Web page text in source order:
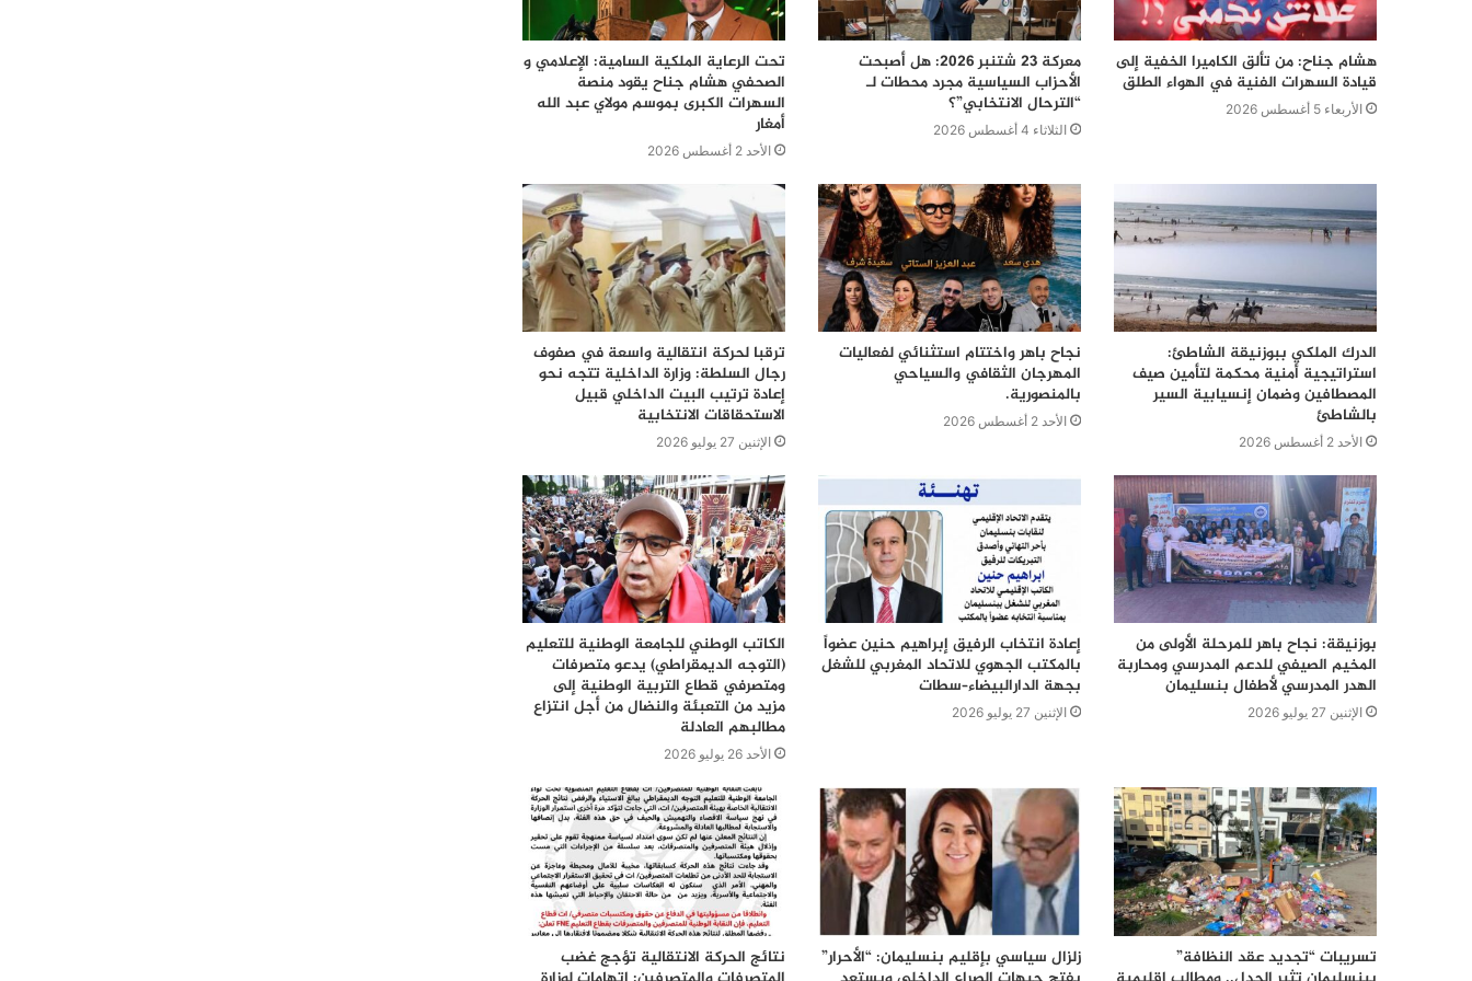
هشام جناح: من تألق الكاميرا الخفية إلى
قيادة السهرات الفنية في الهواء الطلق
الأربعاء 5 أغسطس 2026
معركة 23 شتنبر 2026: هل أصبحت
الأحزاب السياسية مجرد محطات لـ
“الترحال الانتخابي”؟
الثلاثاء 4 أغسطس 2026
تحت الرعاية الملكية السامية: الإعلامي و
الصحفي هشام جناح يقود منصة
السهرات الكبرى بموسم مولاي عبد الله
أمغار
الأحد 2 أغسطس 2026
الدرك الملكي ببوزنيقة الشاطئ:
استراتيجية أمنية محكمة لتأمين صيف
المصطافين وضمان إنسيابية السير
بالشاطئ
الأحد 2 أغسطس 2026
نجاح باهر واختتام استثنائي لفعاليات
المهرجان الثقافي والسياحي
بالمنصورية.
الأحد 2 أغسطس 2026
ترقبا لحركة انتقالية واسعة في صفوف
رجال السلطة: وزارة الداخلية تتجه نحو
إعادة ترتيب البيت الداخلي قبيل
الاستحقاقات الانتخابية
الإثنين 27 يوليو 2026
بوزنيقة: نجاح باهر للمرحلة الأولى من
المخيم الصيفي للدعم المدرسي ومحاربة
الهدر المدرسي لأطفال بنسليمان
الإثنين 27 يوليو 2026
إعادة انتخاب الرفيق إبراهيم حنين عضواً
بالمكتب الجهوي للاتحاد المغربي للشغل
بجهة الدارالبيضاء–سطات
الإثنين 27 يوليو 2026
الكاتب الوطني للجامعة الوطنية للتعليم
(التوجه الديمقراطي) يدعو متصرفات
ومتصرفي قطاع التربية الوطنية إلى
مزيد من التعبئة والنضال من أجل انتزاع
مطالبهم العادلة
الأحد 26 يوليو 2026
تسريبات “تجديد عقد النظافة”
زلزال سياسي بإقليم بنسليمان: “الأحرار”
نتائج الحركة الانتقالية تؤجج غضب